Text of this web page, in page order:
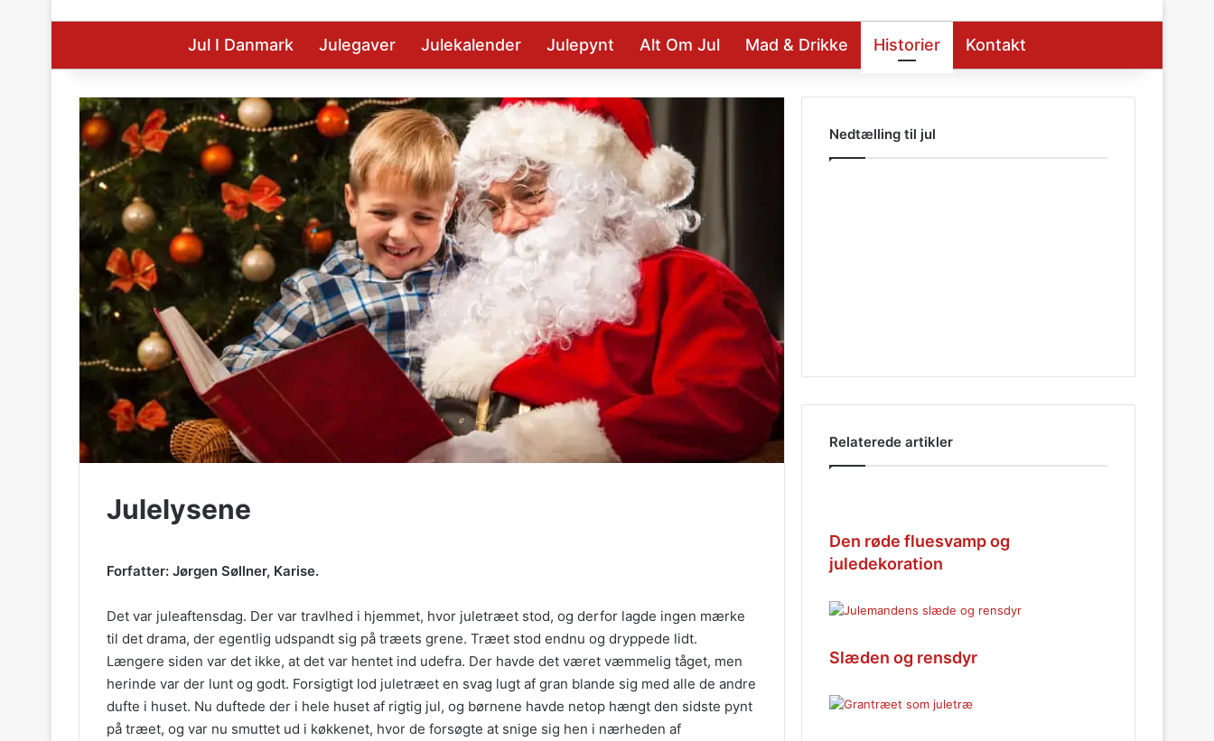
Jul I Danmark Julegaver Julekalender Julepynt Alt Om Jul Mad & Drikke Historier Kontakt
Julelysene
Forfatter: Jørgen Søllner, Karise.
Det var juleaftensdag. Der var travlhed i hjemmet, hvor juletræet stod, og derfor lagde ingen mærke
til det drama, der egentlig udspandt sig på træets grene. Træet stod endnu og dryppede lidt.
Længere siden var det ikke, at det var hentet ind udefra. Der havde det været væmmelig tåget, men
herinde var der lunt og godt. Forsigtigt lod juletræet en svag lugt af gran blande sig med alle de andre
dufte i huset. Nu duftede der i hele huset af rigtig jul, og børnene havde netop hængt den sidste pynt
på træet, og var nu smuttet ud i køkkenet, hvor de forsøgte at snige sig hen i nærheden af
Nedtælling til jul
Relaterede artikler
Den røde fluesvamp og
juledekoration
Slæden og rensdyr